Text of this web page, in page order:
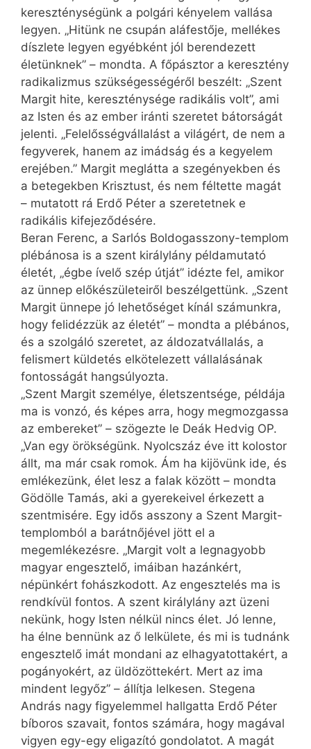
kereszténységünk a polgári kényelem vallása
legyen. „Hitünk ne csupán aláfestője, mellékes
díszlete legyen egyébként jól berendezett
életünknek” – mondta. A főpásztor a keresztény
radikalizmus szükségességéről beszélt: „Szent
Margit hite, kereszténysége radikális volt”, ami
az Isten és az ember iránti szeretet bátorságát
jelenti. „Felelősségvállalást a világért, de nem a
fegyverek, hanem az imádság és a kegyelem
erejében.” Margit meglátta a szegényekben és
a betegekben Krisztust, és nem féltette magát
– mutatott rá Erdő Péter a szeretetnek e
radikális kifejeződésére.
Beran Ferenc, a Sarlós Boldogasszony-templom
plébánosa is a szent királylány példa­mutató
életét, „égbe ívelő szép útját” idézte fel, amikor
az ünnep előkészületeiről beszélgettünk. „Szent
Margit ünnepe jó lehetőséget kínál számunkra,
hogy felidézzük az életét” – mondta a plébános,
és a szolgáló szeretet, az áldozatvállalás, a
felismert küldetés elkötelezett vállalásának
fontosságát hangsúlyozta.
„Szent Margit személye, életszentsége, példája
ma is vonzó, és képes arra, hogy megmozgassa
az embereket” – szögezte le Deák Hedvig OP.
„Van egy örökségünk. Nyolcszáz éve itt kolostor
állt, ma már csak romok. Ám ha kijövünk ide, és
emlékezünk, élet lesz a falak között – mondta
Gödölle Tamás, aki a gyerekeivel érkezett a
szentmisére. Egy idős asszony a Szent Margit-
templomból a barátnőjével jött el a
megemlékezésre. „Margit volt a legnagyobb
magyar engesztelő, imáiban hazánkért,
népünkért fohászkodott. Az engesztelés ma is
rendkívül fontos. A szent királylány azt üzeni
nekünk, hogy Isten nélkül nincs élet. Jó lenne,
ha élne bennünk az ő lelkülete, és mi is tudnánk
engesztelő imát mondani az elhagyatottakért, a
pogányokért, az üldözöttekért. Mert az ima
mindent legyőz” – állítja lelkesen. Stegena
András nagy figyelemmel hallgatta Erdő Péter
bíboros szavait, fontos számára, hogy magával
vigyen egy-egy eligazító gondolatot. A magát